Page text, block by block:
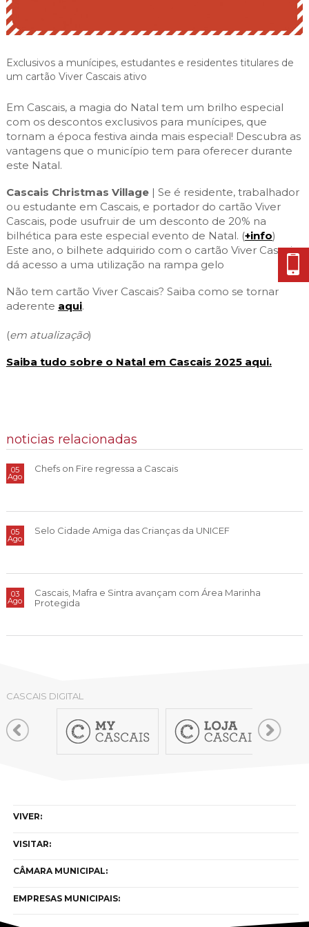
Urbanismo
Governação
Qualidade de vida
Sociedade & Educação
Agenda do executivo
ESTUDAR
TEMPOS LIVRES
MOBILIDADE
INVESTIR EM CASCAIS
SERVIÇOS
MAPA DO PORTAL
Exclusivos a munícipes, estudantes e residentes titulares de
um cartão Viver Cascais ativo
Em Cascais, a magia do Natal tem um brilho especial
com os descontos exclusivos para munícipes, que
tornam a época festiva ainda mais especial! Descubra as
vantagens que o município tem para oferecer durante
este Natal.
Cascais Christmas Village| Se é residente, trabalhador
ou estudante em Cascais, e portador do cartão Viver
Cascais, pode usufruir de um desconto de 20% na
bilhética para este especial evento de Natal. (+info)
Este ano, o bilhete adquirido com o cartão Viver Cascais
dá acesso a uma utilização na rampa gelo
Não tem cartão Viver Cascais? Saiba como se tornar
aderente aqui.
(em atualização)
Saiba tudo sobre o Natal em Cascais 2025 aqui.
noticias relacionadas
05
Ago
Chefs on Fire regressa a Cascais
05
Ago
Selo Cidade Amiga das Crianças da UNICEF
03
Ago
Cascais, Mafra e Sintra avançam com Área Marinha
Protegida
CASCAIS DIGITAL
VIVER:
VISITAR:
CÂMARA MUNICIPAL:
EMPRESAS MUNICIPAIS: